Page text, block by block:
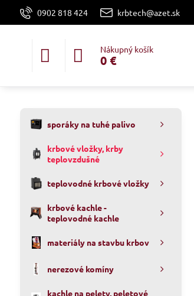
0902 818 424 krbtech@azet.sk
Nákupný košík
0 €
sporáky na tuhé palivo
krbové vložky, krby
teplovzdušné
teplovodné krbové vložky
krbové kachle -
teplovodné kachle
materiály na stavbu krbov
nerezové komíny
kachle na pelety, peletové